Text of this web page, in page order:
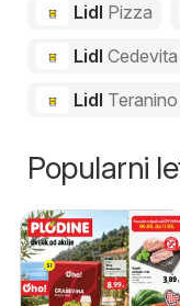
Lidl Pizza
Lidl Cedevita
Lidl Teranino
Popularni